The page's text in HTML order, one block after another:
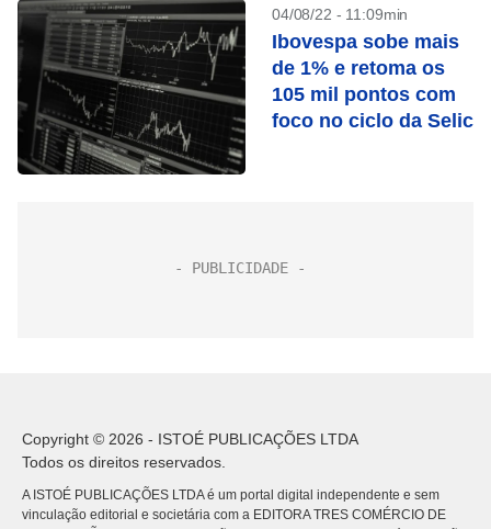
04/08/22 - 11:09min
Ibovespa sobe mais
de 1% e retoma os
105 mil pontos com
foco no ciclo da Selic
Copyright © 2026 - ISTOÉ PUBLICAÇÕES LTDA
Todos os direitos reservados.
A ISTOÉ PUBLICAÇÕES LTDA é um portal digital independente e sem
vinculação editorial e societária com a EDITORA TRES COMÉRCIO DE